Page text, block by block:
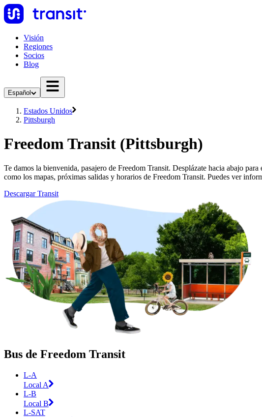
Visión
Regiones
Socios
Blog
Español
Estados Unidos
Pittsburgh
Freedom Transit (Pittsburgh)
Te damos la bienvenida, pasajero de Freedom Transit. Desplázate hacia abajo
como los mapas, próximas salidas y horarios de Freedom Transit. Puedes ver
Descargar Transit
Bus de Freedom Transit
L-A
Local A
L-B
Local B
L-SAT